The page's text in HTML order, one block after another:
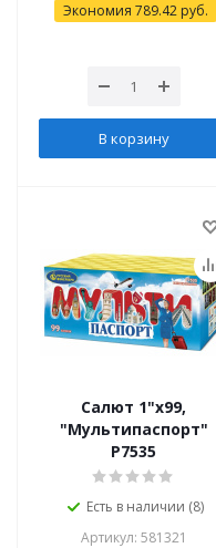
Экономия 789.42руб.
В корзину
Салют 1"х99,
"Мультипаспорт"
Р7535
Есть в наличии (8)
Артикул: 581321